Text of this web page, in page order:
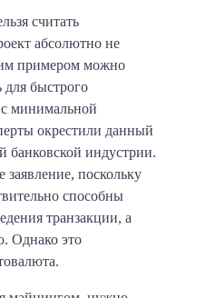
считать
абсолютно не
примером можно
для быстрого
минимальной
окрестили данный
банковской индустрии.
заявление, поскольку
способны
транзакции, а
Однако это